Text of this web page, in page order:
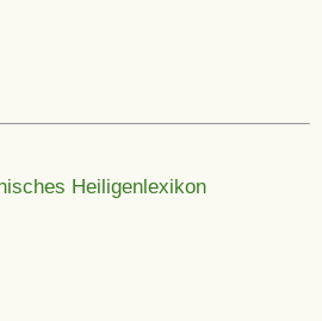
Heiligenlexikon